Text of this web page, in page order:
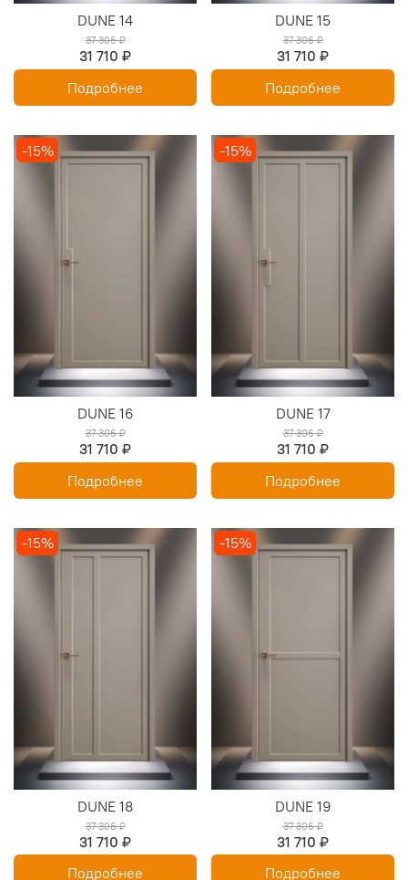
DUNE 14
37 306 ₽
31 710 ₽
Подробнее
DUNE 15
37 306 ₽
31 710 ₽
Подробнее
-15%
DUNE 16
37 306 ₽
31 710 ₽
Подробнее
-15%
DUNE 17
37 306 ₽
31 710 ₽
Подробнее
-15%
DUNE 18
37 306 ₽
31 710 ₽
Подробнее
-15%
DUNE 19
37 306 ₽
31 710 ₽
Подробнее